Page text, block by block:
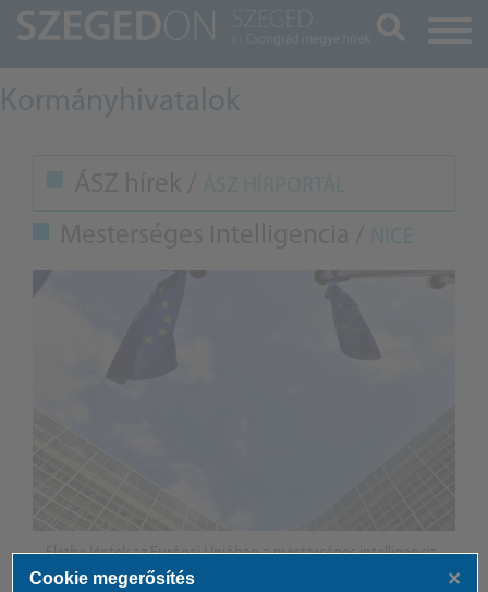
Keresés
Kormányhivatalok
NICE
Életbe léptek az Európai Unióban a mesterséges intelligencia
új szabályai
Cookie megerősítés ×